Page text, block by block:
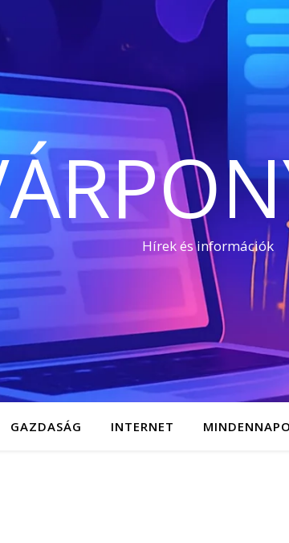
Hírek és információk
GAZDASÁG INTERNET